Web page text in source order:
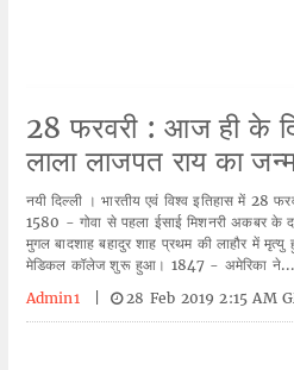
28 फरवरी : आज ही के
लाला लाजपत राय का
नयी दिल्ली । भारतीय एवं विश्व इतिहास में 28
1580 - गोवा से पहला ईसाई मिशनरी अकबर के
मुगल बादशाह बहादुर शाह प्रथम की लाहौर में
मेडिकल कॉलेज शुरू हुआ। 1847 - अमेरिका ने...
Admin1
28 Feb 2019 2:15 AM